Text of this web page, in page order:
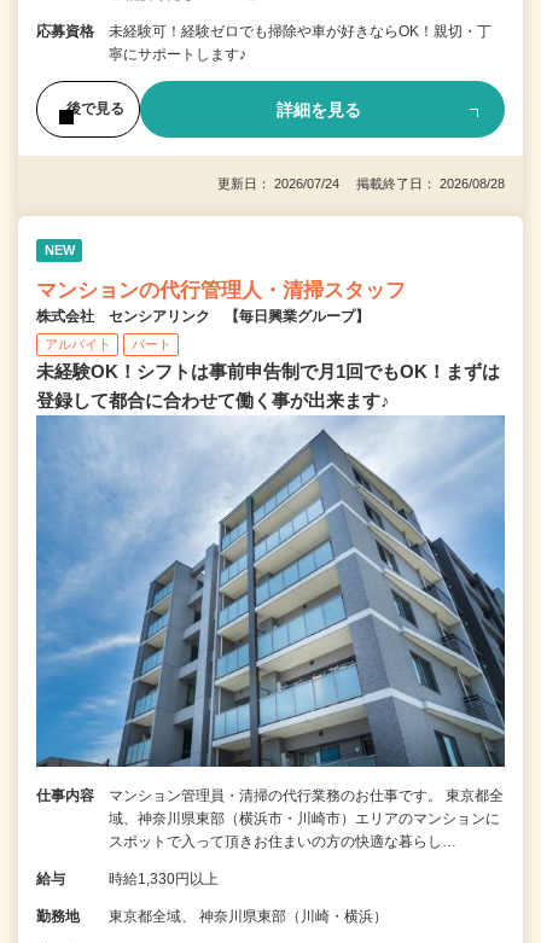
応募資格
未経験可！経験ゼロでも掃除や車が好きならOK！親切・丁
寧にサポートします♪
後で見る 詳細を見る
更新日： 2026/07/24 掲載終了日： 2026/08/28
NEW
マンションの代行管理人・清掃スタッフ
株式会社 センシアリンク 【毎日興業グループ】
アルバイト パート
未経験OK！シフトは事前申告制で月1回でもOK！まずは
登録して都合に合わせて働く事が出来ます♪
仕事内容
マンション管理員・清掃の代行業務のお仕事です。 東京都全
域、神奈川県東部（横浜市・川崎市）エリアのマンションに
スポットで入って頂きお住まいの方の快適な暮らし…
給与 時給1,330円以上
勤務地 東京都全域、 神奈川県東部（川崎・横浜）